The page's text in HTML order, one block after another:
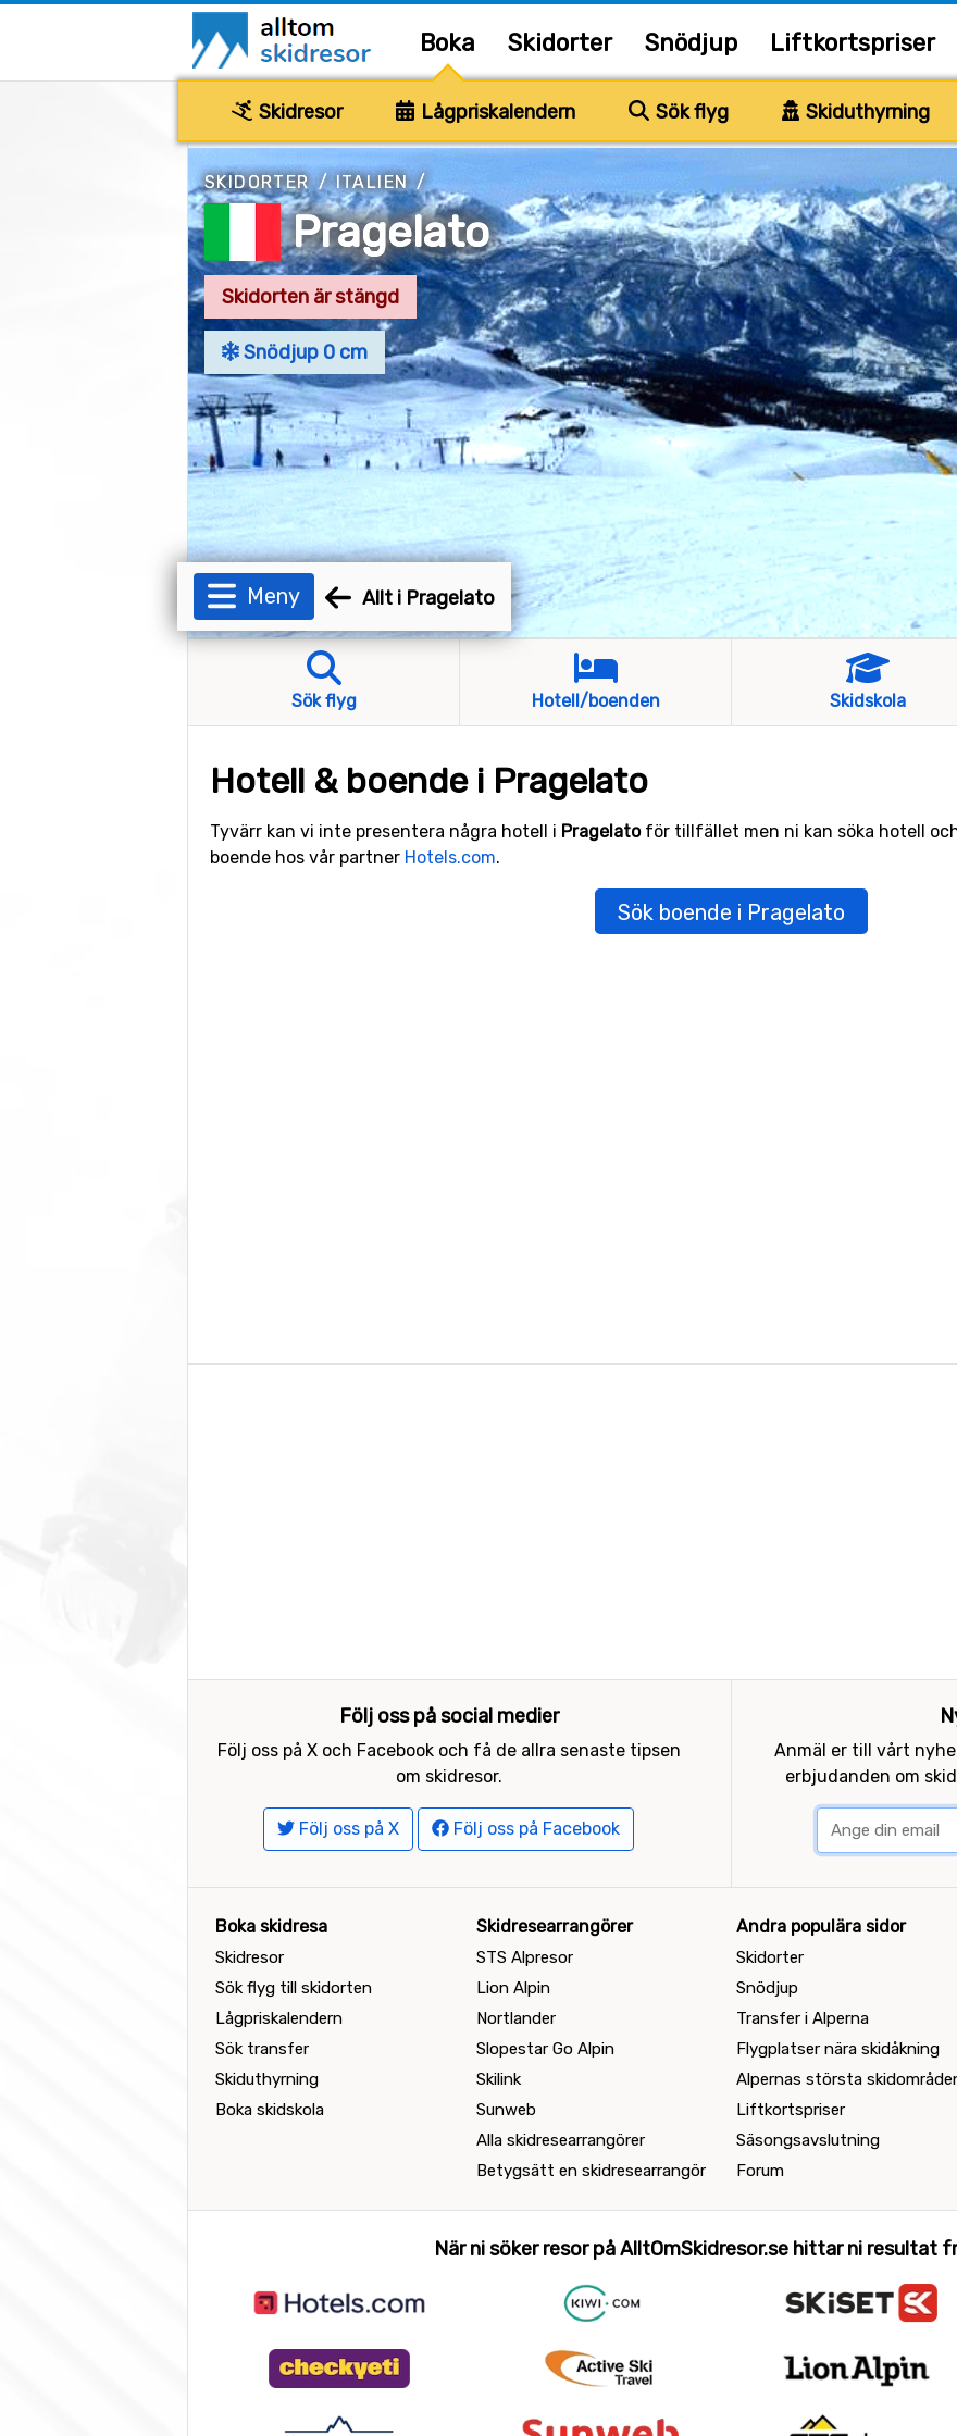
Boka Skidorter Snödjup Liftkortspriser
Skidresor Lågpriskalendern Sök flyg Skiduthyrning
SKIDORTER/ITALIEN/
Pragelato
Skidorten är stängd
Snödjup 0 cm
Meny Allt i Pragelato
Sök flyg Hotell/boenden Skidskola
Hotell & boende i Pragelato
Tyvärr kan vi inte presentera några hotell i Pragelatoför tillfället men ni kan söka hotell
boende hos vår partner Hotels.com.
Sök boende i Pragelato
Följ oss på social medier
Följ oss på X och Facebook och få de allra senaste tipsen
om skidresor.
Följ oss på X Följ oss på Facebook
Anmäl er till vårt
erbjudanden om
Boka skidresa
Skidresor
Sök flyg till skidorten
Lågpriskalendern
Sök transfer
Skiduthyrning
Boka skidskola
Skidresearrangörer
STS Alpresor
Lion Alpin
Nortlander
Slopestar Go Alpin
Skilink
Sunweb
Alla skidresearrangörer
Betygsätt en skidresearrangör
Andra populära sidor
Skidorter
Snödjup
Transfer i Alperna
Flygplatser nära skidåkning
Alpernas största
Liftkortspriser
Säsongsavslutning
Forum
När ni söker resor på AlltOmSkidresor.se hittar ni resultat